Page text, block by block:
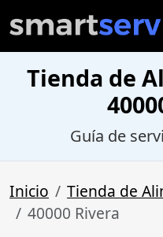
Tienda de
Guía de
Inicio
Tienda de
40000 Rivera